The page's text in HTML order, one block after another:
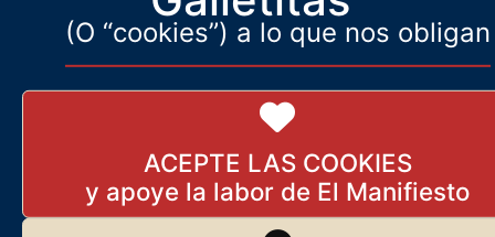
(O “cookies”) a lo que nos obligan
ACEPTE LAS COOKIES
Más artículos de
ElManifiesto.com
Aforismos sin redención,
pero con esperanza
13 de junio de 2025